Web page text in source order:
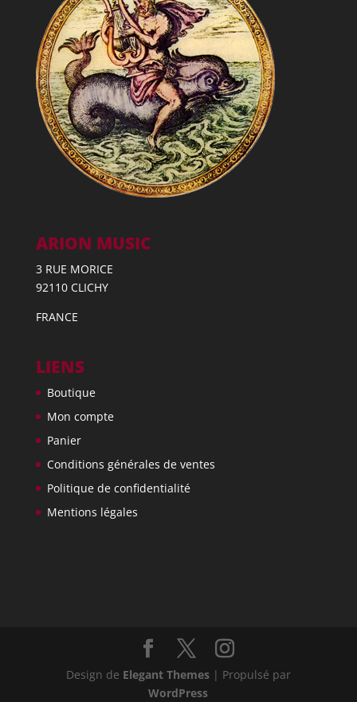
ARION MUSIC
3 RUE MORICE
92110 CLICHY
FRANCE
LIENS
Boutique
Mon compte
Panier
Conditions générales de ventes
Politique de confidentialité
Mentions légales
Design de Elegant Themes| Propulsé par
WordPress